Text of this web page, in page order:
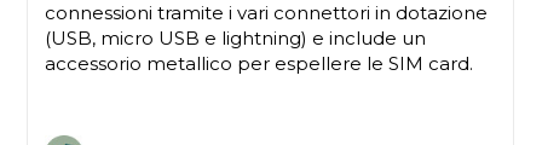
connessioni tramite i vari connettori in dotazione
(USB, micro USB e lightning) e include un
accessorio metallico per espellere le SIM card.